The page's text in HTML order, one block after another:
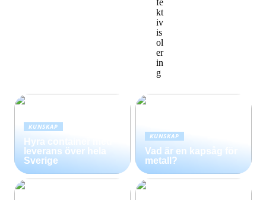
fe
kt
iv
is
ol
er
in
g
KUNSKAP
Hyra container med
leverans över hela
Sverige
KUNSKAP
Vad är en kapsåg för
metall?